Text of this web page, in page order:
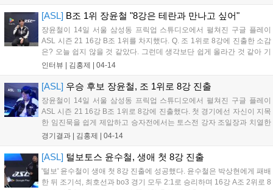
들었다. 임진묵은 정윤종의 질럿 러시...
[ASL] B조 1위 장윤철 "8강은 테란과 만나고 싶어"
장윤철이 14일 서울 삼성동 프릭업 스튜디오에서 펼쳐진 구글 플레이
ASL 시즌 21 16강 B조 1위를 차지했다. Q. 조 1위로 8강에 진출한 소감
은? 오늘 쉽지 않을 것 같았다. 그런데 생각보단 쉽게 올라간 것 같아 기
분이 좋다. Q. ASL 최다 준우승자다. 우승에 욕심이 있을 것 같은데, 8강
인터뷰 | 김홍제 04-14
[ASL] 우승 후보 장윤철, 조 1위로 8강 진출
장윤철이 14일 서울 삼성동 프릭업 스튜디오에서 펼쳐진 구글 플레이
ASL 시즌 21 16강 B조 1위로 8강에 진출했다. 첫 경기에선 자신이 지목
한 임진묵을 쉽게 제압하고 승자전에서는 토스전 강자 조일장과 치열한
대결 끝에 2:1로 승리했다. 1경기 장윤철과 임진묵의 대결, 임진묵은 무
르...
경기결과 | 김홍제 04-14
[ASL] 털보토스 윤수철, 생애 첫 8강 진출
'털보' 윤수철이 생애 첫 8강 진출에 성공했다. 윤수철은 박상현에게 패배
한 뒤 조기석, 최호선과 bo3 경기 모두 2:1로 승리하며 16강 A조 2위로 8